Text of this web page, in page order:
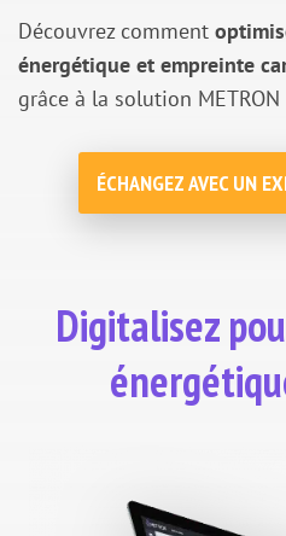
Découvrez comment
énergétique et empreinte
grâce à la solution METRON
ÉCHANGEZ AVEC UN
Digitalisez